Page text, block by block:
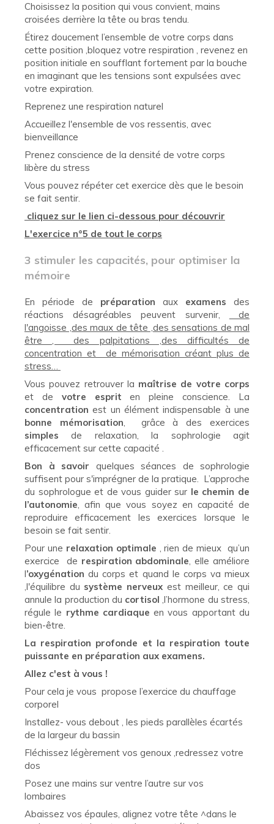
Choisissez la position qui vous convient, mains
croisées derrière la tête ou bras tendu.
Étirez doucement l’ensemble de votre corps dans
cette position ,bloquez votre respiration , revenez en
position initiale en soufflant fortement par la bouche
en imaginant que les tensions sont expulsées avec
votre expiration.
Reprenez une respiration naturel
Accueillez l'ensemble de vos ressentis, avec
bienveillance
Prenez conscience de la densité de votre corps
libère du stress
Vous pouvez répéter cet exercice dès que le besoin
se fait sentir.
cliquez sur le lien ci-dessous pour découvrir
L'exercice n°5 de tout le corps
3 stimuler les capacités, pour optimiser la
mémoire
En période de préparation aux examens des
réactions désagréables peuvent survenir,
de
l'angoisse ,des maux de tête ,des sensations de mal
être , des palpitations ,des difficultés de
concentration et de mémorisation créant plus de
stress…
Vous pouvez retrouver la maîtrise de votre corps
et de votre espriten pleine conscience. La
concentration est un élément indispensable à une
bonne mémorisation, grâce à des exercices
simples de relaxation, la sophrologie agit
efficacement sur cette capacité .
Bon à savoir quelques séances de sophrologie
suffisent pour s'imprégner de la pratique. L’approche
du sophrologue et de vous guider sur le chemin de
l’autonomie, afin que vous soyez en capacité de
reproduire efficacement les exercices lorsque le
besoin se fait sentir.
Pour une relaxation optimale , rien de mieux qu’un
exercice de respiration abdominale, elle améliore
l’oxygénation du corps et quand le corps va mieux
,l'équilibre du système nerveux est meilleur, ce qui
annule la production du cortisol ,l’hormone du stress,
régule le rythme cardiaque en vous apportant du
bien-être.
La respiration profonde et la respiration toute
puissante en préparation aux examens.
Allez c'est à vous !
Pour cela je vous propose l’exercice du chauffage
corporel
Installez- vous debout , les pieds parallèles écartés
de la largeur du bassin
Fléchissez légèrement vos genoux ,redressez votre
dos
Posez une mains sur ventre l’autre sur vos
lombaires
Abaissez vos épaules, alignez votre tête ^dans le